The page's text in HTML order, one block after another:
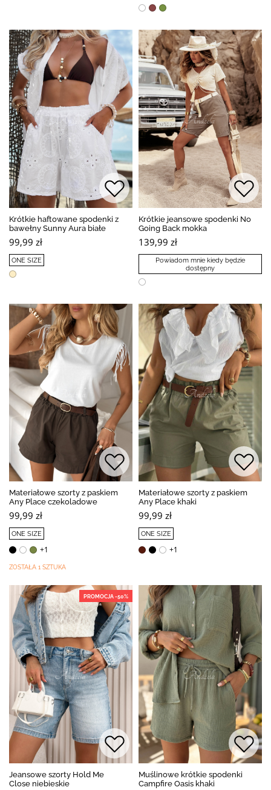
Krótkie haftowane spodenki z
bawełny Sunny Aura białe
99,99 zł
ONE SIZE
Krótkie jeansowe spodenki No
Going Back mokka
139,99 zł
Powiadom mnie kiedy będzie
dostępny
Materiałowe szorty z paskiem
Any Place czekoladowe
99,99 zł
ONE SIZE
+1
ZOSTAŁA 1 SZTUKA
Materiałowe szorty z paskiem
Any Place khaki
99,99 zł
ONE SIZE
+1
PROMOCJA -50%
Jeansowe szorty Hold Me
Close niebieskie
Muślinowe krótkie spodenki
Campfire Oasis khaki